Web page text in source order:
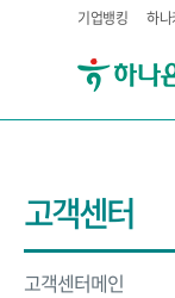
기업뱅킹 하
고객센터
고객센터메인